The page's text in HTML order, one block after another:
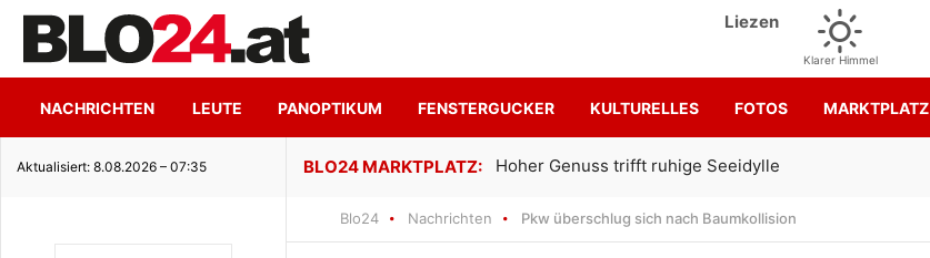
Liezen
Klarer Himmel
NACHRICHTEN LEUTE PANOPTIKUM FENSTERGUCKER KULTURELLES FOTOS MARKTPLATZ
Aktualisiert: 8.08.2026 – 07:35
trifft ruhige Seeidylle Gemeinsam für den SK Sturm
Blo24 Nachrichten Pkw überschlug sich nach Baumkollision